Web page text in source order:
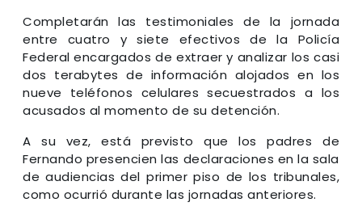
Completarán las testimoniales de la jornada
entre cuatro y siete efectivos de la Policía
Federal encargados de extraer y analizar los casi
dos terabytes de información alojados en los
nueve teléfonos celulares secuestrados a los
acusados al momento de su detención.
A su vez, está previsto que los padres de
Fernando presencien las declaraciones en la sala
de audiencias del primer piso de los tribunales,
como ocurrió durante las jornadas anteriores.